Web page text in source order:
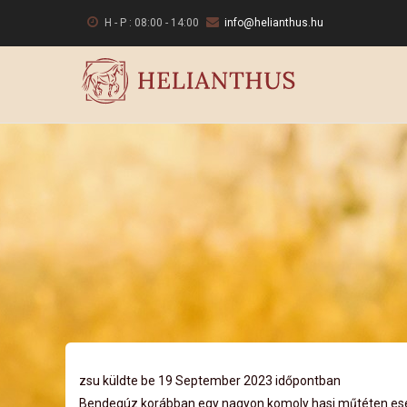
H - P : 08:00 - 14:00 info@helianthus.hu
zsu küldte be 19 September 2023 időpontban
Bendegúz korábban egy nagyon komoly hasi műtéten